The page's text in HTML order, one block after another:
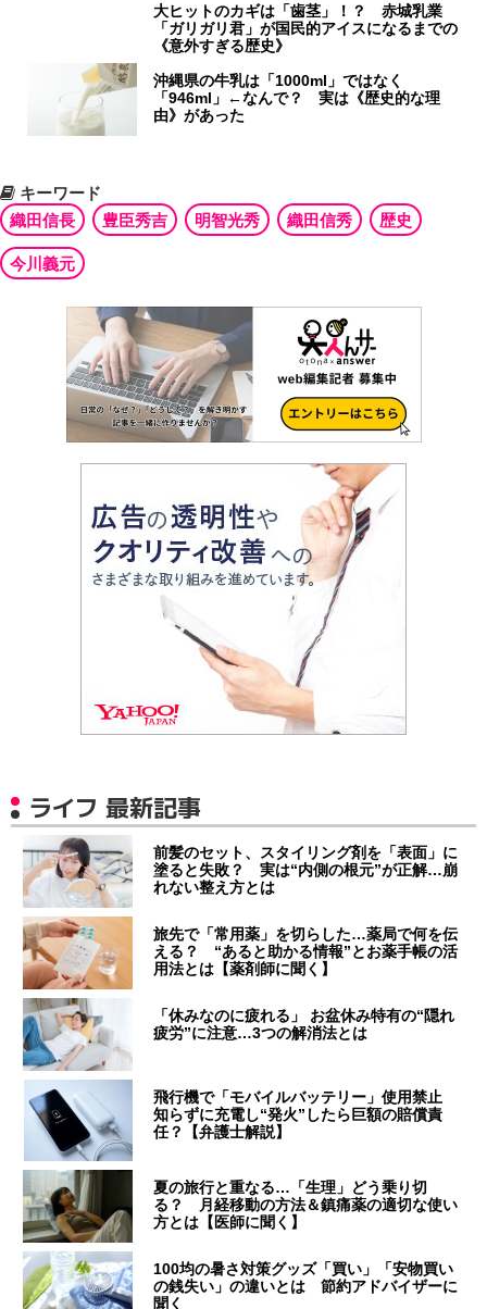
大ヒットのカギは「歯茎」！？ 赤城乳業
「ガリガリ君」が国民的アイスになるまでの
《意外すぎる歴史》
沖縄県の牛乳は「1000ml」ではなく
「946ml」←なんで？ 実は《歴史的な理
由》があった
キーワード
織田信長
豊臣秀吉 明智光秀 織田信秀 歴史
今川義元
ライフ 最新記事
前髪のセット、スタイリング剤を「表面」に
塗ると失敗？ 実は“内側の根元”が正解…崩
れない整え方とは
旅先で「常用薬」を切らした…薬局で何を伝
える？ “あると助かる情報”とお薬手帳の活
用法とは【薬剤師に聞く】
「休みなのに疲れる」 お盆休み特有の“隠れ
疲労”に注意…3つの解消法とは
飛行機で「モバイルバッテリー」使用禁止
知らずに充電し“発火”したら巨額の賠償責
任？【弁護士解説】
夏の旅行と重なる…「生理」どう乗り切
る？ 月経移動の方法＆鎮痛薬の適切な使い
方とは【医師に聞く】
100均の暑さ対策グッズ「買い」「安物買い
の銭失い」の違いとは 節約アドバイザーに
聞く